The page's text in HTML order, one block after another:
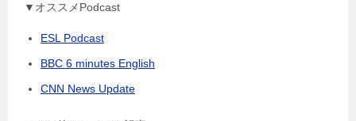
▼オススメPodcast
ESL Podcast
BBC 6 minutes English
CNN News Update